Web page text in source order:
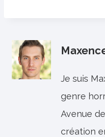
Je suis
genre
Avenue
création